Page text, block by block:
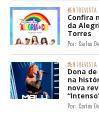
#ENTREVISTA
Confira
da
Torres
Por: Carlos
#ENTREVISTA
Dona
na
nova
Por: Carlos